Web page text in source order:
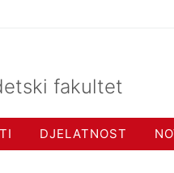
fakultet
DJELATNOST